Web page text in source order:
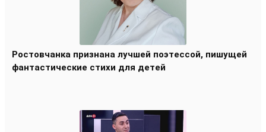
Ростовчанка признана лучшей поэтессой, пишущей
фантастические стихи для детей